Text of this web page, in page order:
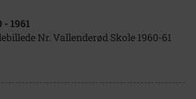
- 1961
Nr. Vallenderød Skole 1960-61